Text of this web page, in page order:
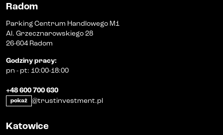
Radom
Parking Centrum Handlowego M1
Al. Grzecznarowskiego 28
26-604 Radom
Godziny pracy:
pn - pt: 10:00-18:00
+48 600 700 630
pokaż @trustinvestment.pl
Katowice